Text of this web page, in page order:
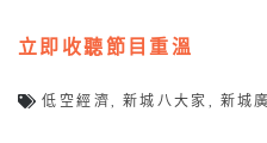
立即收聽節目重溫
低空經濟 新城八大家 新城